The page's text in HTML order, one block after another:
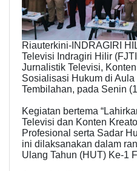
Riauterkini-INDRAGIRI
Televisi Indragiri Hilir
Jurnalistik Televisi,
Sosialisasi Hukum di
Tembilahan, pada Senin
Kegiatan bertema
Televisi dan Konten
Profesional serta Sadar
ini dilaksanakan dalam
Ulang Tahun (HUT) Ke-1